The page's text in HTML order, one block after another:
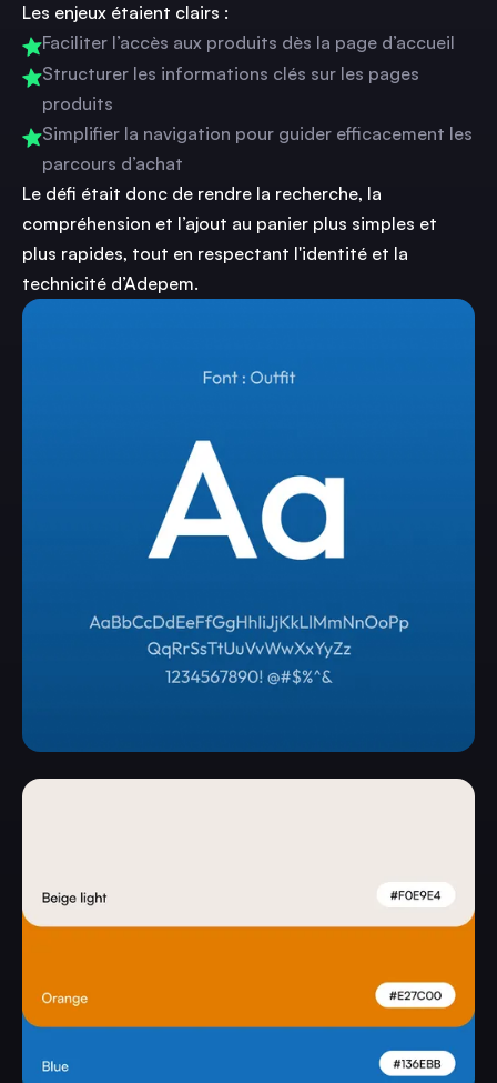
Les enjeux étaient clairs :
Faciliter l’accès aux produits dès la page d’accueil
Structurer les informations clés sur les pages
produits
Simplifier la navigation pour guider efficacement les
parcours d’achat
Le défi était donc de rendre la recherche, la
compréhension et l’ajout au panier plus simples et
plus rapides, tout en respectant l'identité et la
technicité d’Adepem.